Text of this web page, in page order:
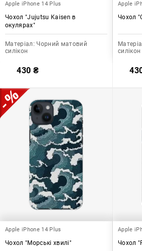
Apple iPhone 14 Plus
Чохол "Jujutsu Kaisen в
окулярах"
Матеріал: Чорний матовий
силікон
430 ₴
Apple
Чохол
силікон
Apple iPhone 14 Plus
Чохол "Морські хвилі"
Apple
Чохол